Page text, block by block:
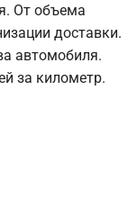
От объема
доставки.
автомобиля.
за километр.